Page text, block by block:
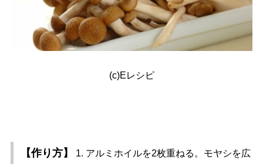
(c)Eレシピ
【作り方】 1. アルミホイルを2枚重ねる。モヤシを広